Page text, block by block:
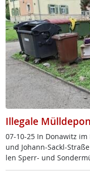
Illegale
07-10-25 In Do­na­witz
und Jo­hann-Sackl-
len Sperr- und